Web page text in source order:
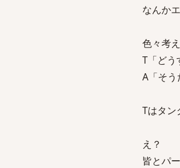
なんか
色々考
T「どう
A「そう
Tはタン
え？
皆とパ